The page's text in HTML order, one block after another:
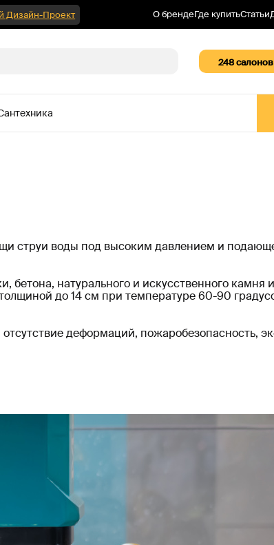
Дизайн-Проект О брендеГде купитьСтатьи
248салонов
струи воды под высоким давлением и
натурального и искусственного камня
до 14 см при температуре 60-90
деформаций, пожаробезопасность,